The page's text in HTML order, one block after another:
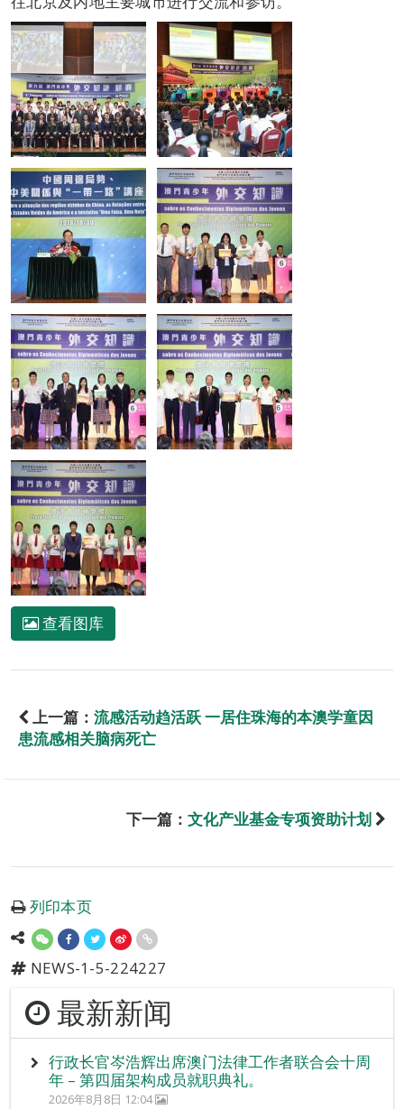
查看图库
上一篇： 流感活动趋活跃 一居住珠海的本澳学童因
患流感相关脑病死亡
下一篇： 文化产业基金专项资助计划
列印本页
NEWS-1-5-224227
最新新闻
行政长官岑浩辉出席澳门法律工作者联合会十周
年 – 第四届架构成员就职典礼。
2026年8月8日 12:04